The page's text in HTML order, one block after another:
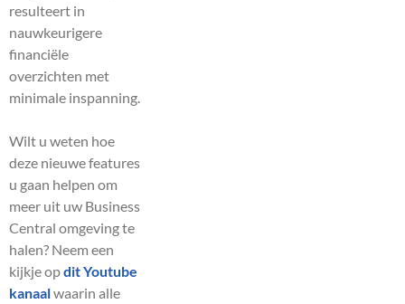
resulteert in
nauwkeurigere
financiële
overzichten met
minimale inspanning.
Wilt u weten hoe
deze nieuwe features
u gaan helpen om
meer uit uw Business
Central omgeving te
halen? Neem een
kijkje opdit Youtube
kanaalwaarin alle